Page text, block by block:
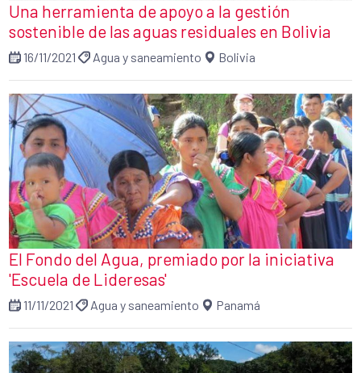
Una herramienta de apoyo a la gestión
sostenible de las aguas residuales en Bolivia
16/11/2021 Agua y saneamiento Bolivia
El Fondo del Agua, premiado por la iniciativa
'Escuela de Lideresas'
11/11/2021 Agua y saneamiento Panamá